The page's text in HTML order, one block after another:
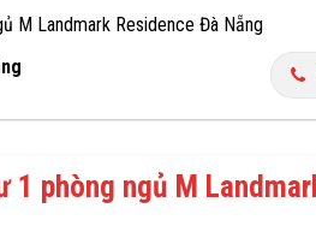
M Landmark Residence Đà Nẵng
1 phòng ngủ M